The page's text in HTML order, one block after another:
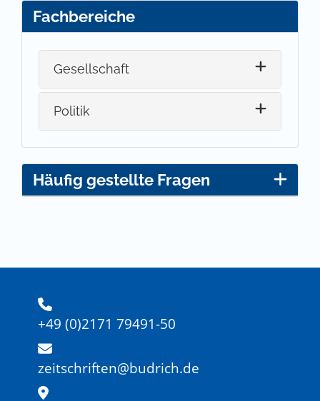
Fachbereiche
Gesellschaft
Politik
Häufig gestellte Fragen
+49 (0)2171 79491-50
zeitschriften@budrich.de